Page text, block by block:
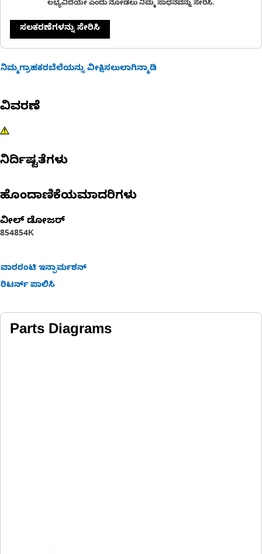
ಲಭ್ಯವಿದೆಯೇ ಎಂದು ನೋಡಲು ನಿಮ್ಮ ಸಾಧನವನ್ನು ಸೇರಿಸಿ.
ಸಲಕರಣೆಗಳನ್ನು ಸೇರಿಸಿ
ನಿಮ್ಮಗ್ರಾಹಕರಬೆಲೆಯನ್ನು ವೀಕ್ಷಿಸಲುಲಾಗಿನ್ಮಾಡಿ
ವಿವರಣೆ
ನಿರ್ದಿಷ್ಟತೆಗಳು
ಹೊಂದಾಣಿಕೆಯಮಾದರಿಗಳು
ವೀಲ್ ಡೋಜರ್​
854854K
ವಾರರಂಟಿ ಇನ್ಫಾರ್ಮಶನ್
ರಿಟರ್ನ್ ಪಾಲಿಸಿ
Parts Diagrams